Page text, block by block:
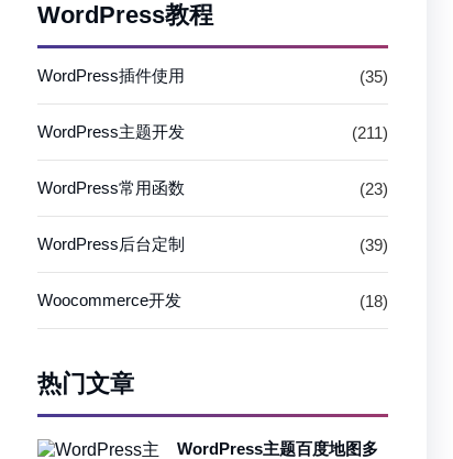
WordPress教程
WordPress插件使用 (35)
WordPress主题开发 (211)
WordPress常用函数 (23)
WordPress后台定制 (39)
Woocommerce开发 (18)
热门文章
WordPress主题百度地图多